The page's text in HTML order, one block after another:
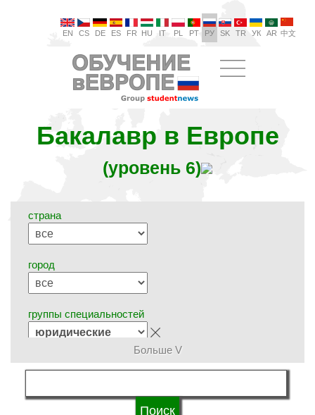
EN CS DE ES FR HU IT PL PT РУ SK TR УК AR 中文
Бакалавр в Европе
(уровень 6)
страна
город
группы специальностей
язык обучения
Больше V